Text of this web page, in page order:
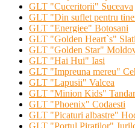
GLT "Cuceritorii" Suceava
GLT "Din suflet pentru
GLT "Energiee" Botosani
GLT "Golden Heart`s"
GLT "Golden Star"
GLT "Hai Hui" Iasi
GLT "Impreuna mereu"
GLT "Lapusii" Valcea
GLT "Minion Kids"
GLT "Phoenix" Codaesti
GLT "Picaturi albastre"
GLT "Portul Piratilor"